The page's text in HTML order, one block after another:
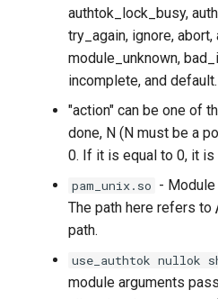
authtok_lock_busy,
try_again, ignore,
module_unknown,
incomplete, and default.
"action" can be one of
done, N (N must be a
0. If it is equal to 0, it
pam_unix.so - Module
The path here refers to
path.
use_authtok nullok
module arguments